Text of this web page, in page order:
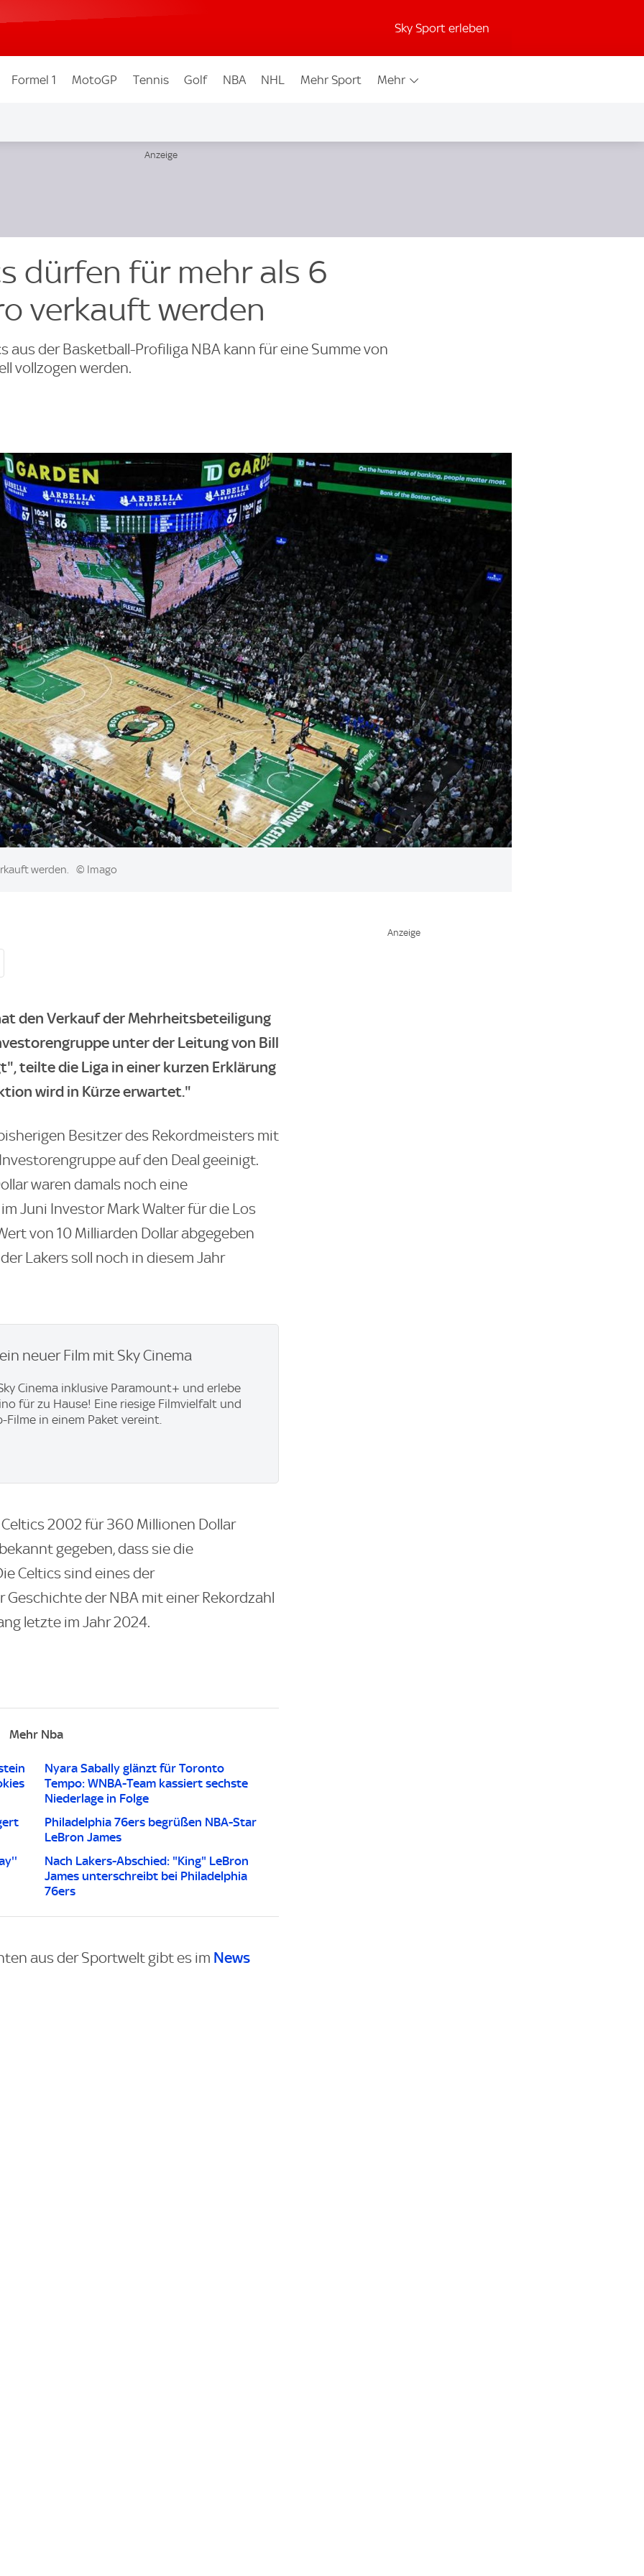
Sky Sport erleben
Formel 1 MotoGP Tennis Golf NBA NHL Mehr Sport Mehr
dürfen für mehr als 6
verkauft werden
aus der Basketball-Profiliga NBA kann für eine Summe von
vollzogen werden.
werden. © Imago
den Verkauf der Mehrheitsbeteiligung
unter der Leitung von Bill
teilte die Liga in einer kurzen Erklärung
wird in Kürze erwartet."
Besitzer des Rekordmeisters mit
auf den Deal geeinigt.
waren damals noch eine
Juni Investor Mark Walter für die Los
von 10 Milliarden Dollar abgegeben
Lakers soll noch in diesem Jahr
neuer Film mit Sky Cinema
Cinema inklusive Paramount+ und erlebe
für zu Hause! Eine riesige Filmvielfalt und
Filme in einem Paket vereint.
2002 für 360 Millionen Dollar
gegeben, dass sie die
Celtics sind eines der
der NBA mit einer Rekordzahl
letzte im Jahr 2024.
Mehr Nba
Nyara Sabally glänzt für Toronto
Tempo: WNBA-Team kassiert sechste
Niederlage in Folge
Philadelphia 76ers begrüßen NBA-Star
LeBron James
Nach Lakers-Abschied: "King" LeBron
James unterschreibt bei Philadelphia
76ers
aus der Sportwelt gibt es im News